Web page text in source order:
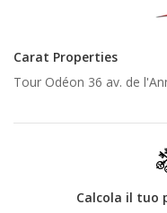
Carat Properties
Tour Odéon 36 av. de
Calcola il tuo